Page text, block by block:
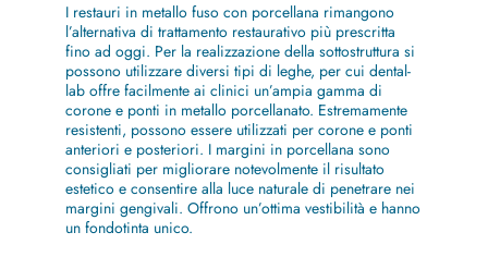
I restauri in metallo fuso con porcellana rimangono
l’alternativa di trattamento restaurativo più prescritta
fino ad oggi. Per la realizzazione della sottostruttura si
possono utilizzare diversi tipi di leghe, per cui dental-
lab offre facilmente ai clinici un’ampia gamma di
corone e ponti in metallo porcellanato. Estremamente
resistenti, possono essere utilizzati per corone e ponti
anteriori e posteriori. I margini in porcellana sono
consigliati per migliorare notevolmente il risultato
estetico e consentire alla luce naturale di penetrare nei
margini gengivali. Offrono un’ottima vestibilità e hanno
un fondotinta unico.